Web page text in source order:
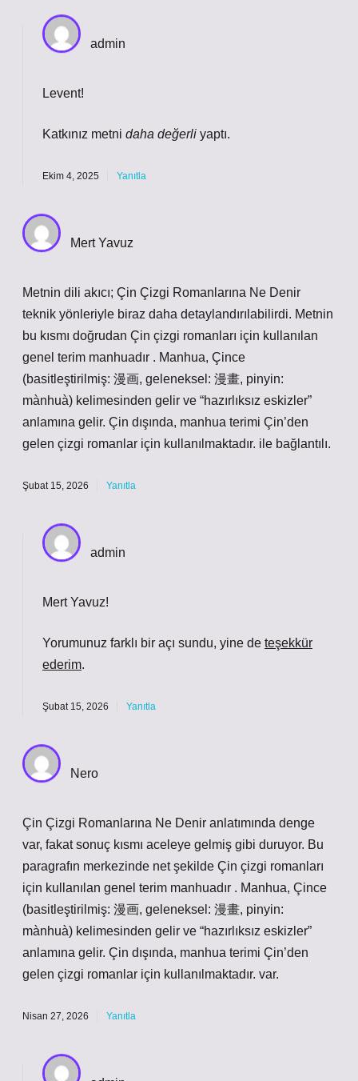
admin
Levent!
Katkınız metni daha değerli yaptı.
Ekim 4, 2025 Yanıtla
Mert Yavuz
Metnin dili akıcı; Çin Çizgi Romanlarına Ne Denir
teknik yönleriyle biraz daha detaylandırılabilirdi. Metnin
bu kısmı doğrudan Çin çizgi romanları için kullanılan
genel terim manhuadır . Manhua, Çince
(basitleştirilmiş: 漫画, geleneksel: 漫畫, pinyin:
mànhuà) kelimesinden gelir ve “hazırlıksız eskizler”
anlamına gelir. Çin dışında, manhua terimi Çin’den
gelen çizgi romanlar için kullanılmaktadır. ile bağlantılı.
Şubat 15, 2026 Yanıtla
admin
Mert Yavuz!
Yorumunuz farklı bir açı sundu, yine de teşekkür
ederim.
Şubat 15, 2026 Yanıtla
Nero
Çin Çizgi Romanlarına Ne Denir anlatımında denge
var, fakat sonuç kısmı aceleye gelmiş gibi duruyor. Bu
paragrafın merkezinde net şekilde Çin çizgi romanları
için kullanılan genel terim manhuadır . Manhua, Çince
(basitleştirilmiş: 漫画, geleneksel: 漫畫, pinyin:
mànhuà) kelimesinden gelir ve “hazırlıksız eskizler”
anlamına gelir. Çin dışında, manhua terimi Çin’den
gelen çizgi romanlar için kullanılmaktadır. var.
Nisan 27, 2026 Yanıtla